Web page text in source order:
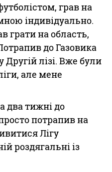
грав на
індивідуально.
грати на область,
до Газовика
лізі. Вже були
але мене
два тижні до
потрапив на
Лігу
роздягальні із